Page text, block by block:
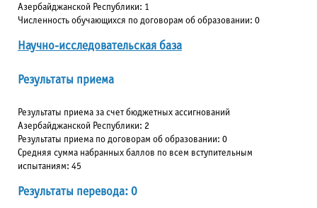
Азербайджанской Республики: 1
Численность обучающихся по договорам об образовании: 0
Научно-исследовательская база
Результаты приема
Результаты приема за счет бюджетных ассигнований
Азербайджанской Республики: 2
Результаты приема по договорам об образовании: 0
Средняя сумма набранных баллов по всем вступительным
испытаниям: 45
Результаты перевода: 0